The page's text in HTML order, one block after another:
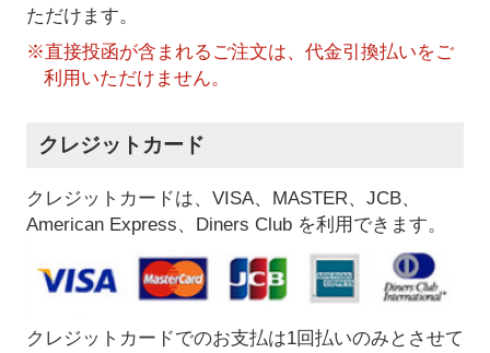
ただけます。
※直接投函が含まれるご注文は、代金引換払いをご
利用いただけません。
クレジットカード
クレジットカードは、VISA、MASTER、JCB、
American Express、Diners Club を利用できます。
クレジットカードでのお支払は1回払いのみとさせて